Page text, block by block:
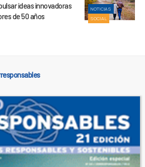
NOTICIAS
SOCIAL
ideas innovadoras
de 50 años